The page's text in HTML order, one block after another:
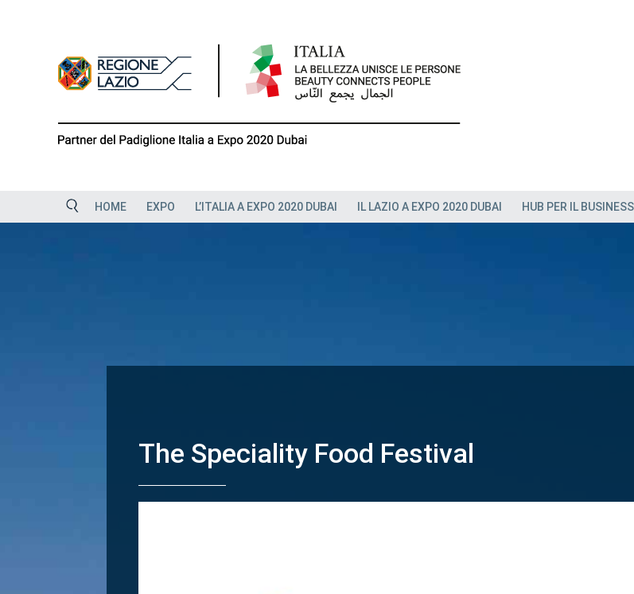
HOME EXPO L’ITALIA A EXPO 2020 DUBAI IL LAZIO A EXPO 2020 DUBAI HUB PER IL BUSINESS
The Speciality Food Festival